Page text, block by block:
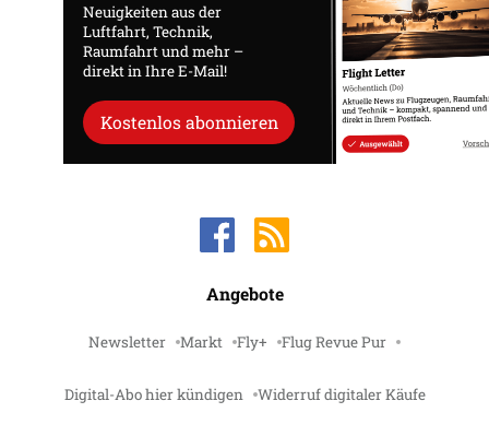
Neuigkeiten aus der
Luftfahrt, Technik,
Raumfahrt und mehr –
direkt in Ihre E-Mail!
Kostenlos abonnieren
Angebote
Newsletter Markt Fly+ Flug Revue Pur
Digital-Abo hier kündigen Widerruf digitaler Käufe